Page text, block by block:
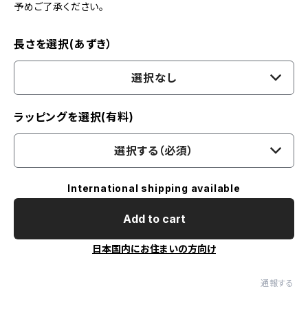
予めご了承ください。
長さを選択(あずき）
選択なし
ラッピングを選択(有料)
選択する（必須）
International shipping available
Add to cart
日本国内にお住まいの方向け
通報する